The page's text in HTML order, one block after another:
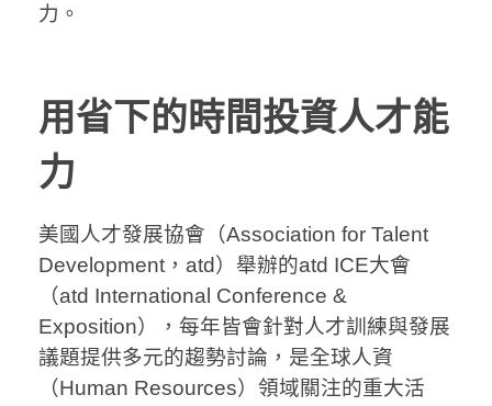
力。
用省下的時間投資人才能
力
美國人才發展協會（Association for Talent
Development，atd）舉辦的atd ICE大會
（atd International Conference &
Exposition），每年皆會針對人才訓練與發展
議題提供多元的趨勢討論，是全球人資
（Human Resources）領域關注的重大活